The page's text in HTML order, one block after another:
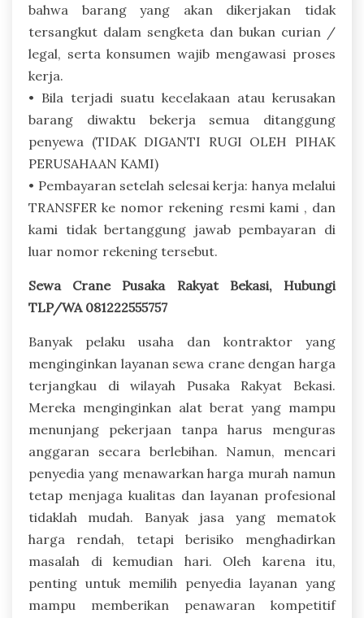
bahwa barang yang akan dikerjakan tidak
tersangkut dalam sengketa dan bukan curian /
legal, serta konsumen wajib mengawasi proses
kerja.
• Bila terjadi suatu kecelakaan atau kerusakan
barang diwaktu bekerja semua ditanggung
penyewa (TIDAK DIGANTI RUGI OLEH PIHAK
PERUSAHAAN KAMI)
• Pembayaran setelah selesai kerja: hanya melalui
TRANSFER ke nomor rekening resmi kami , dan
kami tidak bertanggung jawab pembayaran di
luar nomor rekening tersebut.
Sewa Crane Pusaka Rakyat Bekasi, Hubungi
TLP/WA 081222555757
Banyak pelaku usaha dan kontraktor yang
menginginkan layanan sewa crane dengan harga
terjangkau di wilayah Pusaka Rakyat Bekasi.
Mereka menginginkan alat berat yang mampu
menunjang pekerjaan tanpa harus menguras
anggaran secara berlebihan. Namun, mencari
penyedia yang menawarkan harga murah namun
tetap menjaga kualitas dan layanan profesional
tidaklah mudah. Banyak jasa yang mematok
harga rendah, tetapi berisiko menghadirkan
masalah di kemudian hari. Oleh karena itu,
penting untuk memilih penyedia layanan yang
mampu memberikan penawaran kompetitif